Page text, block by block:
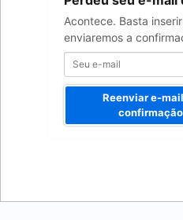
Acontece. Basta
enviaremos a
Reenviar e-
confirmação